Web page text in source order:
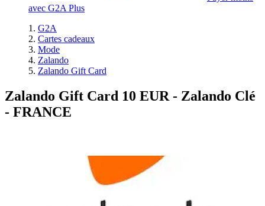
avec G2A Plus
G2A
Cartes cadeaux
Mode
Zalando
Zalando Gift Card
Zalando Gift Card 10 EUR - Zalando Clé
- FRANCE